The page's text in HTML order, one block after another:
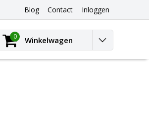
Blog Contact Inloggen
0 Winkelwagen